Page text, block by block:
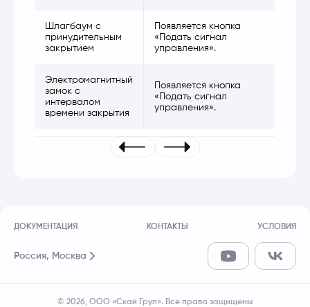
Шлагбаум с
принудительным
закрытием
Появляется кнопка
«Подать сигнал
управления».
Электромагнитный
замок с
интервалом
времени закрытия
Появляется кнопка
«Подать сигнал
управления».
© 2026, ООО «Скай Груп». Все права защищены
ДОКУМЕНТАЦИЯ КОНТАКТЫ УСЛОВИЯ
Россия, Москва